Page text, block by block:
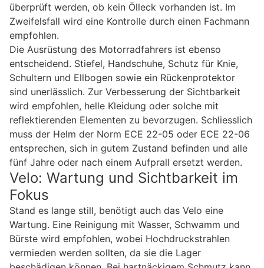
überprüft werden, ob kein Ölleck vorhanden ist. Im
Zweifelsfall wird eine Kontrolle durch einen Fachmann
empfohlen.
Die Ausrüstung des Motorradfahrers ist ebenso
entscheidend. Stiefel, Handschuhe, Schutz für Knie,
Schultern und Ellbogen sowie ein Rückenprotektor
sind unerlässlich. Zur Verbesserung der Sichtbarkeit
wird empfohlen, helle Kleidung oder solche mit
reflektierenden Elementen zu bevorzugen. Schliesslich
muss der Helm der Norm ECE 22-05 oder ECE 22-06
entsprechen, sich in gutem Zustand befinden und alle
fünf Jahre oder nach einem Aufprall ersetzt werden.
Velo: Wartung und Sichtbarkeit im
Fokus
Stand es lange still, benötigt auch das Velo eine
Wartung. Eine Reinigung mit Wasser, Schwamm und
Bürste wird empfohlen, wobei Hochdruckstrahlen
vermieden werden sollten, da sie die Lager